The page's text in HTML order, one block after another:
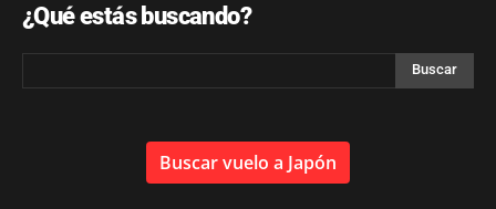
¿Qué estás buscando?
Buscar vuelo a Japón